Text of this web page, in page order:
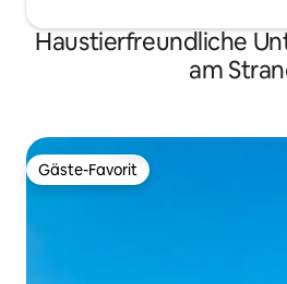
Haustierfreundliche
am
Gäste-Favorit
Gäste-Favorit